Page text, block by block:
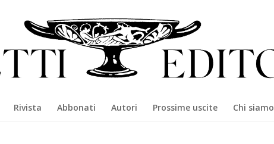
Rivista Abbonati Autori Prossime uscite Chi siamo